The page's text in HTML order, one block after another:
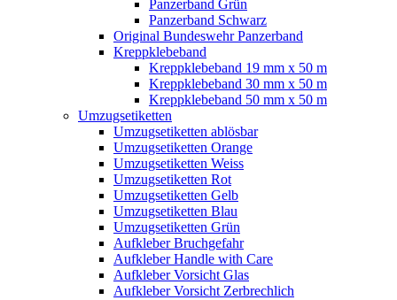
Panzerband Grün
Panzerband Schwarz
Original Bundeswehr Panzerband
Kreppklebeband
Kreppklebeband 19 mm x 50 m
Kreppklebeband 30 mm x 50 m
Kreppklebeband 50 mm x 50 m
Umzugsetiketten
Umzugsetiketten ablösbar
Umzugsetiketten Orange
Umzugsetiketten Weiss
Umzugsetiketten Rot
Umzugsetiketten Gelb
Umzugsetiketten Blau
Umzugsetiketten Grün
Aufkleber Bruchgefahr
Aufkleber Handle with Care
Aufkleber Vorsicht Glas
Aufkleber Vorsicht Zerbrechlich